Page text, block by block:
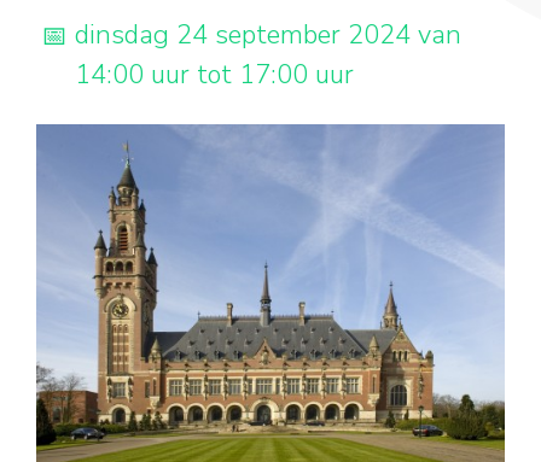
dinsdag 24 september 2024 van
14:00 uur tot 17:00 uur